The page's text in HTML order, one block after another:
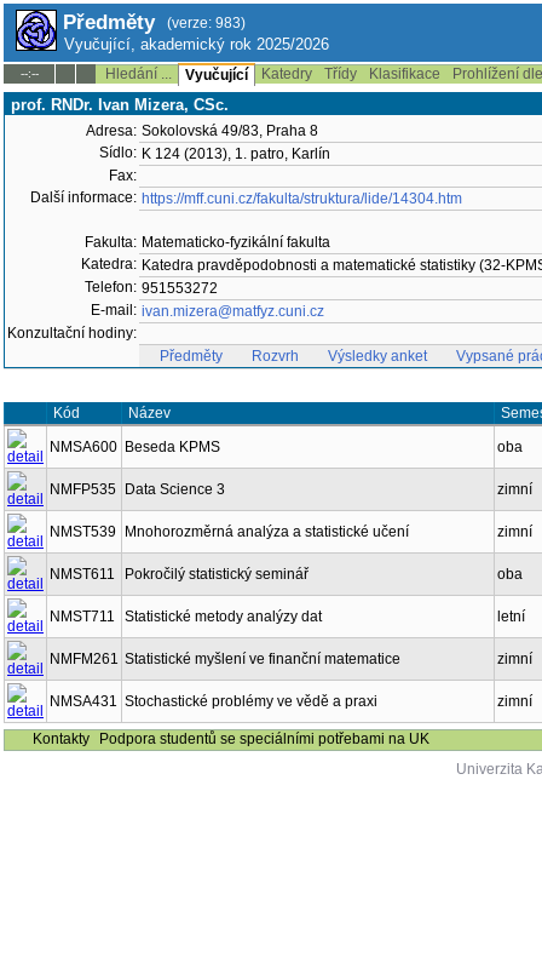
Předměty (verze: 983)
Vyučující, akademický rok 2025/2026
--:-- Hledání ... Vyučující Katedry Třídy Klasifikace Prohlížení
prof. RNDr. Ivan Mizera, CSc.
Adresa: Sokolovská 49/83, Praha 8
Sídlo: K 124 (2013), 1. patro, Karlín
Fax:
Další informace: https://mff.cuni.cz/fakulta/struktura/lide/14304.htm
Fakulta: Matematicko-fyzikální fakulta
Katedra: Katedra pravděpodobnosti a matematické statistiky (32-
Telefon: 951553272
E-mail: ivan.mizera@matfyz.cuni.cz
Konzultační hodiny:
Předměty
Rozvrh Výsledky anket Vypsané
Kód Název
NMSA600 Beseda KPMS oba
NMFP535 Data Science 3 zimní
NMST539 Mnohorozměrná analýza a statistické učení zimní
NMST611 Pokročilý statistický seminář oba
NMST711 Statistické metody analýzy dat letní
NMFM261 Statistické myšlení ve finanční matematice zimní
NMSA431 Stochastické problémy ve vědě a praxi zimní
Kontakty
Podpora studentů se speciálními potřebami na UK
Univerzita